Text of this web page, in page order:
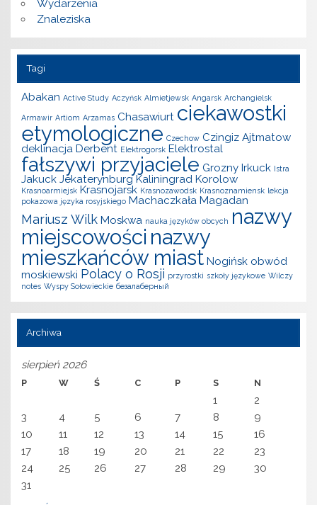
Wydarzenia
Znaleziska
Tagi
Abakan Active Study Aczyńsk Almietjewsk Angarsk Archangielsk
Armawir Artiom Arzamas Chasawiurt ciekawostki
etymologiczne Czechow Czingiz Ajtmatow
deklinacja Derbent Elektrogorsk Elektrostal
fałszywi przyjaciele Grozny Irkuck Istra
Jakuck Jekaterynburg Kaliningrad Korolow
Krasnoarmiejsk Krasnojarsk Krasnozawodsk Krasnoznamiensk lekcja
pokazowa języka rosyjskiego Machaczkała Magadan
Mariusz Wilk Moskwa nauka języków obcych nazwy
miejscowości nazwy
mieszkańców miast Nogińsk obwód
moskiewski Polacy o Rosji przyrostki szkoły językowe Wilczy
notes Wyspy Sołowieckie безалаберный
Archiwa
sierpień 2026
P W Ś C P S N
1
2
3
4 5 6 7 8
9
10
11 12 13 14 15
16
17
18 19 20 21 22
23
24
25 26 27 28 29
30
31